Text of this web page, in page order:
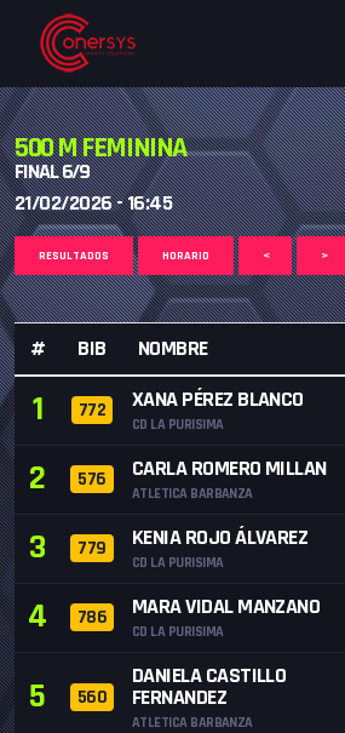
500 M FEMININA
FINAL 6/9
21/02/2026 - 16:45
RESULTADOS HORARIO < >
# BIB NOMBRE
1 772 XANA PÉREZ BLANCO
CD LA PURISIMA
2 576 CARLA ROMERO MILLAN
ATLETICA BARBANZA
3 779 KENIA ROJO ÁLVAREZ
CD LA PURISIMA
4 786 MARA VIDAL MANZANO
CD LA PURISIMA
5 560
DANIELA CASTILLO
FERNANDEZ
ATLETICA BARBANZA